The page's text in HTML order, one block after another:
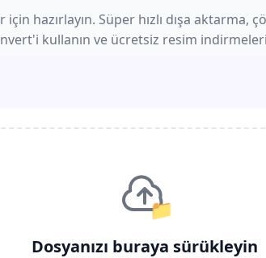
için hazırlayın. Süper hızlı dışa
kullanın ve ücretsiz resim
📁
Dosyanızı buraya sürükleyin